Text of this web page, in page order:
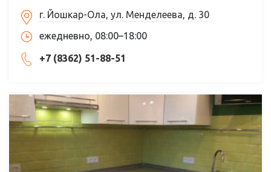
г. Йошкар-Ола, ул. Менделеева, д. 30
ежедневно, 08:00–18:00
+7 (8362) 51-88-51